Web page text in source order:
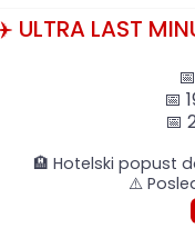
ULTRA LAST
📅
📅
🏨 Hotelski popust
⚠️